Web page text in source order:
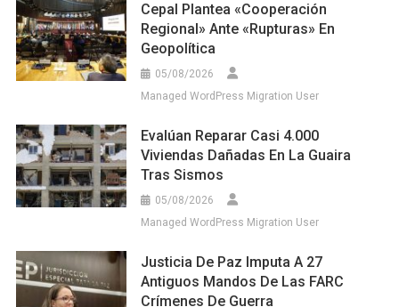
Cepal Plantea «cooperación
Regional» Ante «rupturas» En
Geopolítica
05/08/2026
Managed WordPress Migration User
Evalúan Reparar Casi 4.000
Viviendas Dañadas En La Guaira
Tras Sismos
05/08/2026
Managed WordPress Migration User
Justicia De Paz Imputa A 27
Antiguos Mandos De Las FARC
Crímenes De Guerra